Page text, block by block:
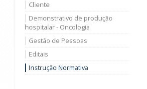
Cliente
Demonstrativo de produção
hospitalar - Oncologia
Gestão de Pessoas
Editais
Instrução Normativa